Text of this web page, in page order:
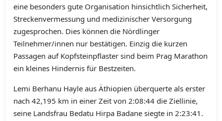
eine besonders gute Organisation hinsichtlich Sicherheit,
Streckenvermessung und medizinischer Versorgung
zugesprochen. Dies können die Nördlinger
Teilnehmer/innen nur bestätigen. Einzig die kurzen
Passagen auf Kopfsteinpflaster sind beim Prag Marathon
ein kleines Hindernis für Bestzeiten.
Lemi Berhanu Hayle aus Äthiopien überquerte als erster
nach 42,195 km in einer Zeit von 2:08:44 die Ziellinie,
seine Landsfrau Bedatu Hirpa Badane siegte in 2:23:41.